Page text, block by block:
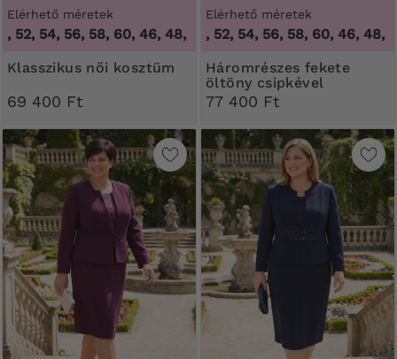
Elérhető méretek
54, 56, 58, 60 ,46, 48, 50, 52, 54, 56, 58, 60
Klasszikus női kosztüm
69 400 Ft
Elérhető méretek
46, 48, 50, 52, 54, 56, 58, 60 ,46, 48, 50,
Háromrészes fekete
öltöny csipkével
77 400 Ft